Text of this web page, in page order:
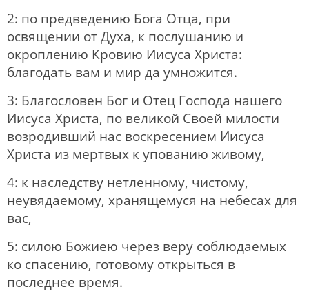
2: по предведению Бога Отца, при
освящении от Духа, к послушанию и
окроплению Кровию Иисуса Христа:
благодать вам и мир да умножится.
3: Благословен Бог и Отец Господа нашего
Иисуса Христа, по великой Своей милости
возродивший нас воскресением Иисуса
Христа из мертвых к упованию живому,
4: к наследству нетленному, чистому,
неувядаемому, хранящемуся на небесах для
вас,
5: силою Божиею через веру соблюдаемых
ко спасению, готовому открыться в
последнее время.